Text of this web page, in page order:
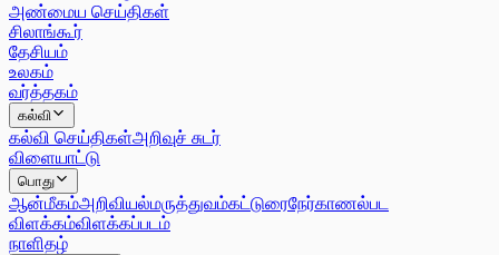
அண்மைய செய்திகள்
சிலாங்கூர்
தேசியம்
உலகம்
வர்த்தகம்
கல்வி
கல்வி செய்திகள்அறிவுச் சுடர்
விளையாட்டு
பொது
ஆன்மீகம்அறிவியல்மருத்துவம்கட்டுரைநேர்காணல்பட
விளக்கம்விளக்கப்படம்
நாளிதழ்